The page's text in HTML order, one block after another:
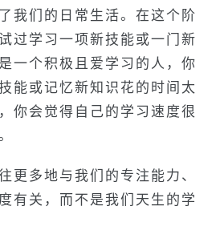
我们的日常生活。在这个阶
过学习一项新技能或一门新
一个积极且爱学习的人，你
能或记忆新知识花的时间太
你会觉得自己的学习速度很
更多地与我们的专注能力、
有关，而不是我们天生的学